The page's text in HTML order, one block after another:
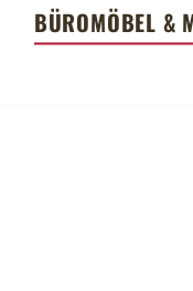
BÜROMÖBEL &